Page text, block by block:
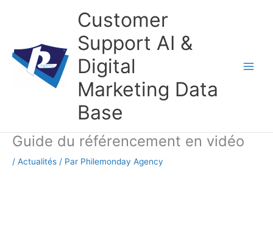
Customer
Support AI &
Digital
Marketing Data
Base
Guide du référencement en vidéo
/ Actualités / Par Philemonday Agency